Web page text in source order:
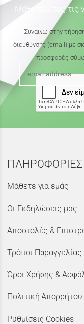
Μάθε πρώτος τις
Συναινώ στην
διεύθυνσης (email) με
προσφορές
ΠΛΗΡΟΦΟΡΙΕΣ
Μάθετε για εμάς
Οι Εκδηλώσεις μας
Αποστολές &
Τρόποι
Όροι Χρήσης &
Πολιτική Απορρήτου
Ρυθμίσεις Cookies